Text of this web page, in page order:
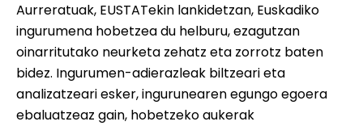
Aurreratuak, EUSTATekin lankidetzan, Euskadiko
ingurumena hobetzea du helburu, ezagutzan
oinarritutako neurketa zehatz eta zorrotz baten
bidez. Ingurumen-adierazleak biltzeari eta
analizatzeari esker, ingurunearen egungo egoera
ebaluatzeaz gain, hobetzeko aukerak